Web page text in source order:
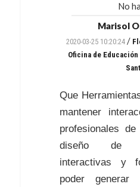
No
Marisol
2020-03-25 10:20:24/
Oficina de
Que
mantener
profesionales
diseño de
interactivas y
poder generar